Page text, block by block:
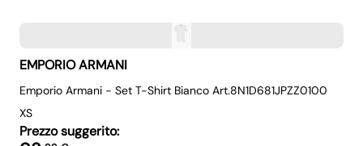
EMPORIO ARMANI
Emporio Armani - Set T-Shirt Bianco Art.8N1D681JPZZ0100
XS
Prezzo suggerito: